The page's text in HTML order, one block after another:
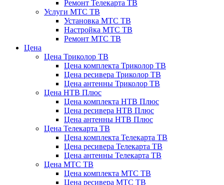
Ремонт Телекарта ТВ
Услуги МТС ТВ
Установка МТС ТВ
Настройка МТС ТВ
Ремонт МТС ТВ
Цена
Цена Триколор ТВ
Цена комплекта Триколор ТВ
Цена ресивера Триколор ТВ
Цена антенны Триколор ТВ
Цена НТВ Плюс
Цена комплекта НТВ Плюс
Цена ресивера НТВ Плюс
Цена антенны НТВ Плюс
Цена Телекарта ТВ
Цена комплекта Телекарта ТВ
Цена ресивера Телекарта ТВ
Цена антенны Телекарта ТВ
Цена МТС ТВ
Цена комплекта МТС ТВ
Цена ресивера МТС ТВ